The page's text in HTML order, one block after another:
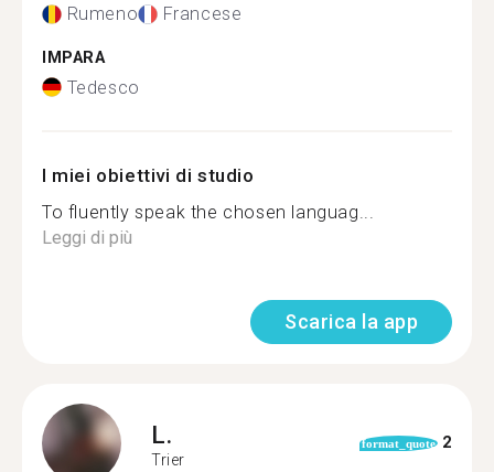
Rumeno Francese
IMPARA
Tedesco
I miei obiettivi di studio
To fluently speak the chosen languag...
Leggi di più
Scarica la app
L.
Trier
format_quote 2